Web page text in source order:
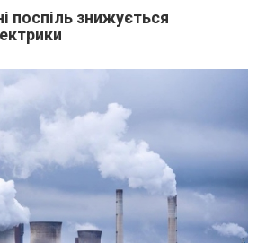
поспіль знижується